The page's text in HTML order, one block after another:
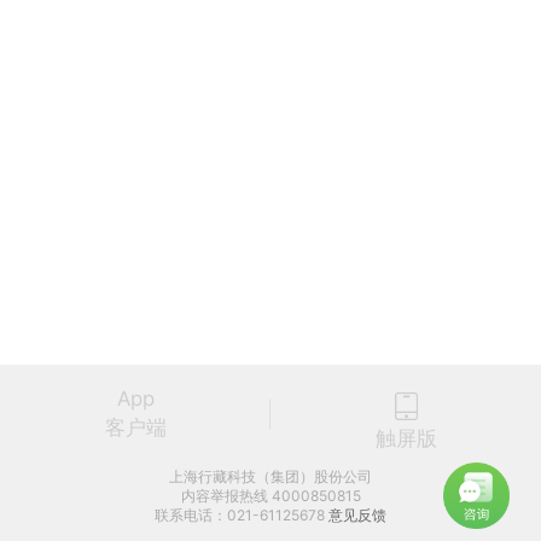
App
客户端
触屏版
上海行藏科技（集团）股份公司
内容举报热线 4000850815
联系电话：021-61125678 意见反馈